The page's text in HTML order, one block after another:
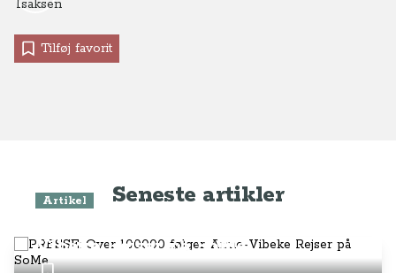
Tilføj favorit
Seneste artikler
Artikel
Vibeke Rejser på SoMe